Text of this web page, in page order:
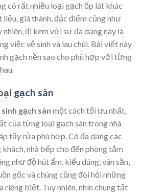
có rất nhiều loại gạch ốp lát khác
giá thành, đặc điểm cũng như
đi kèm với sự đa dạng này là
việc vệ sinh và lau chùi. Bài viết này
gạch nền sao cho phù hợp với từng
gạch sàn
gạch sàn một cách tối ưu nhất,
của từng loại gạch sàn trong nhà
tẩy rửa phù hợp. Có đa dạng các
nhà bếp cho đến phòng tắm
như độ hút ấm, kiểu dáng, vân sần,
gốc và chúng cũng đòi hỏi những
riêng biệt. Tuy nhiên, nhìn chung tất